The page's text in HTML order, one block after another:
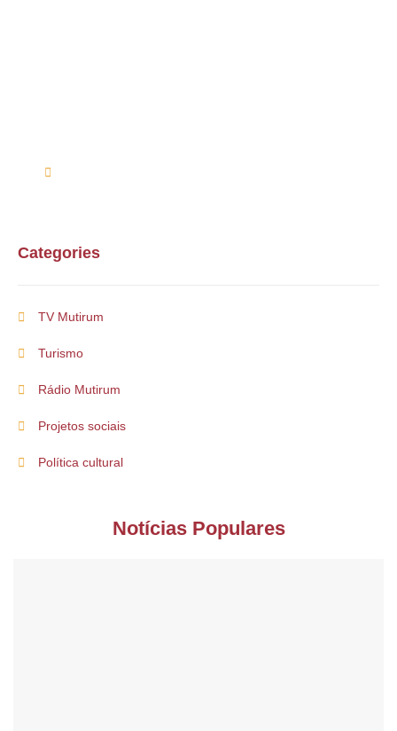
Categories
TV Mutirum
Turismo
Rádio Mutirum
Projetos sociais
Política cultural
Notícias Populares